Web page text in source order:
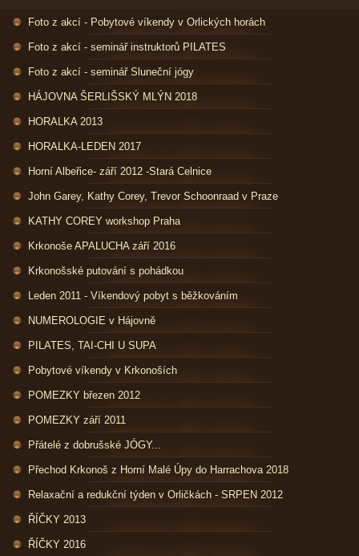
Foto z akcí - Pobytové víkendy v Orlických horách
Foto z akcí - seminář instruktorů PILATES
Foto z akcí - seminář Sluneční jógy
HÁJOVNA ŠERLIŠSKÝ MLÝN 2018
HORALKA 2013
HORALKA-LEDEN 2017
Horní Albeřice- září 2012 -Stará Celnice
John Garey, Kathy Corey, Trevor Schoonraad v Praze
KATHY COREY workshop Praha
Krkonoše APALUCHA září 2016
Krkonošské putování s pohádkou
Leden 2011 - Víkendový pobyt s běžkováním
NUMEROLOGIE v Hájovně
PILATES, TAI-CHI U SUPA
Pobytové víkendy v Krkonoších
POMEZKY březen 2012
POMEZKY září 2011
Přátelé z dobrušské JÓGY...
Přechod Krkonoš z Horní Malé Úpy do Harrachova 2018
Relaxační a redukční týden v Orličkách - SRPEN 2012
ŘÍČKY 2013
ŘÍČKY 2016